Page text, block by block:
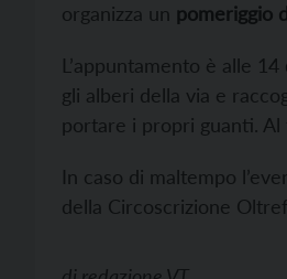
organizza un pomeriggio
L’appuntamento è alle 14
gli alberi della via e
portare i propri guanti.
In caso di maltempo
della Circoscrizione